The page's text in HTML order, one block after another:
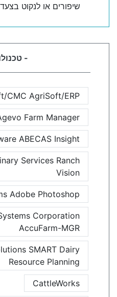
שיפורים או לנקוט
-
CMC AgriSoft/ERP
Farm Manager
ABECAS Insight
Services Ranch
Vision
Adobe Photoshop
Corporation
AccuFarm-MGR
SMART Dairy
Resource Planning
CattleWorks